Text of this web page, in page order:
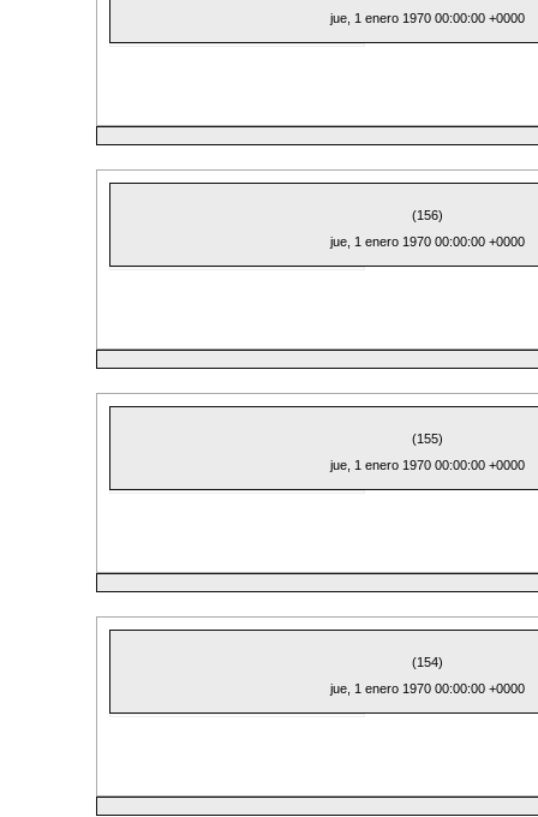
jue, 1 enero 1970 00:00:00 +0000
(156)
jue, 1 enero 1970 00:00:00 +0000
(155)
jue, 1 enero 1970 00:00:00 +0000
(154)
jue, 1 enero 1970 00:00:00 +0000